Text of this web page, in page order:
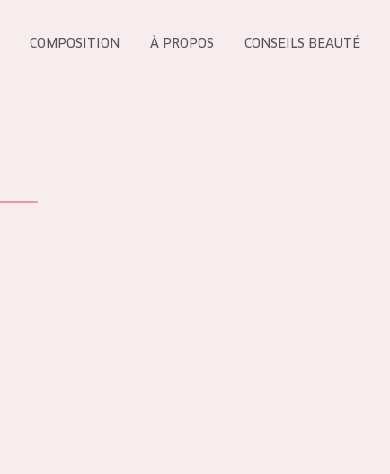
COMPOSITION À PROPOS CONSEILS BEAUTÉ